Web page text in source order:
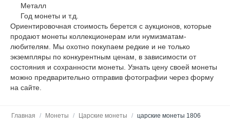
Металл
Год монеты и т.д.
Ориентировочная стоимость берется с аукционов, которые
продают монеты коллекционерам или нумизматам-
любителям. Мы охотно покупаем редкие и не только
экземпляры по конкурентным ценам, в зависимости от
состояния и сохранности монеты. Узнать цену своей монеты
можно предварительно отправив фотографии через форму
на сайте.
Главная / Монеты / Царские монеты / царские монеты 1806